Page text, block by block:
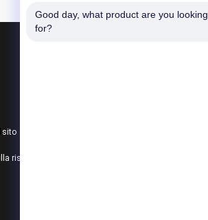
sito
Good day, what product are you looking
for?